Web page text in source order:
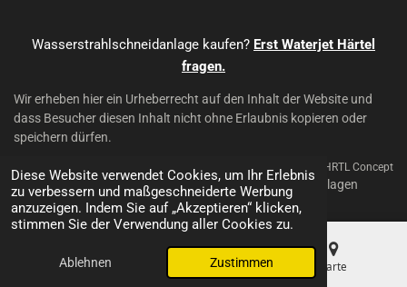
Diese Website verwendet Cookies, um Ihr Erlebnis
zu verbessern und maßgeschneiderte Werbung
anzuzeigen. Indem Sie auf „Akzeptieren“ klicken,
stimmen Sie der Verwendung aller Cookies zu.
Ablehnen Zustimmen
Wasserstrahlschneidanlage kaufen? Erst Waterjet Härtel
fragen.
Wir erheben hier ein Urheberrecht auf den Inhalt der Website und
dass Besucher diesen Inhalt nicht ohne Erlaubnis kopieren oder
speichern dürfen.
Mit Unterstützung von HRTL Concept
© 2024 - 2026 Waterjet Härtel - Wasserstrahl-Schneidanlagen
E-Mail Telefon Karte